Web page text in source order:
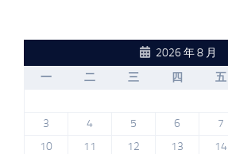
2026 年 8 月
一
二 三 四 五
3
4 5 6 7
10
11 12 13 14